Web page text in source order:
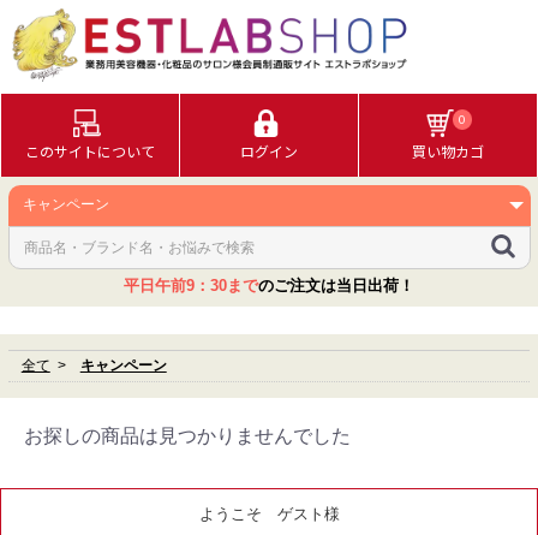
このサイトについて ログイン
0
買い物カゴ
平日午前9：30までのご注文は当日出荷！
ようこそ ゲスト様
全て キャンペーン
お探しの商品は見つかりませんでした